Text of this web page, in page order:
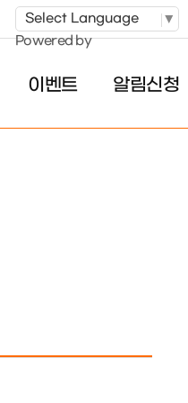
Powered by
이벤트 알림신청